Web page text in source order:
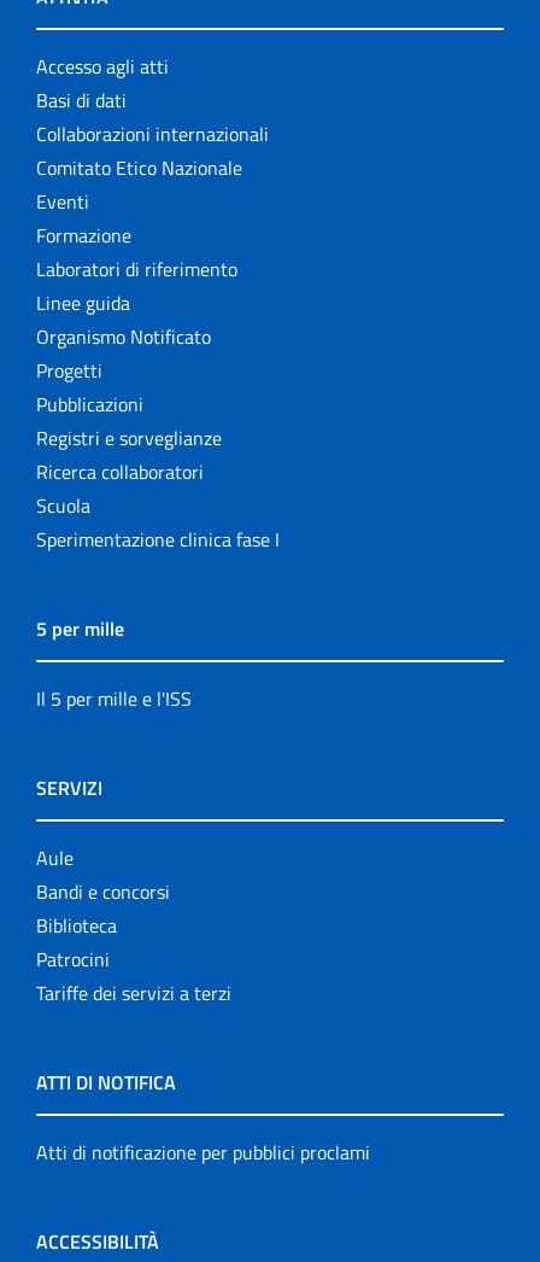
Accesso agli atti
Basi di dati
Collaborazioni internazionali
Comitato Etico Nazionale
Eventi
Formazione
Laboratori di riferimento
Linee guida
Organismo Notificato
Progetti
Pubblicazioni
Registri e sorveglianze
Ricerca collaboratori
Scuola
Sperimentazione clinica fase I
5 per mille
Il 5 per mille e l'ISS
SERVIZI
Aule
Bandi e concorsi
Biblioteca
Patrocini
Tariffe dei servizi a terzi
ATTI DI NOTIFICA
Atti di notificazione per pubblici proclami
ACCESSIBILITÀ